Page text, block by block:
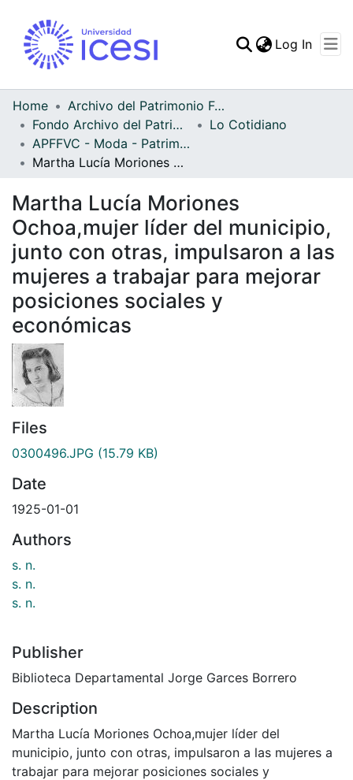
Statistics
Log In
Home
Archivo del Patrimonio Fotográfico y Fílmico del Valle del Cauca
Fondo Archivo del Patrimonio Fotográfico y Fílmico del Valle del Cauca
Lo Cotidiano
APFFVC - Moda - Patrimonial
Martha Lucía Moriones Ochoa,mujer líder del municipio, junto con otras, impulsaron a las mujeres a trabajar para mejorar posiciones sociales y económicas
Martha Lucía Moriones
Ochoa,mujer líder del municipio,
junto con otras, impulsaron a las
mujeres a trabajar para mejorar
posiciones sociales y
económicas
Files
0300496.JPG (15.79 KB)
Date
1925-01-01
Authors
s. n.
s. n.
s. n.
Publisher
Biblioteca Departamental Jorge Garces Borrero
Description
Martha Lucía Moriones Ochoa,mujer líder del
municipio, junto con otras, impulsaron a las mujeres a
trabajar para mejorar posiciones sociales y